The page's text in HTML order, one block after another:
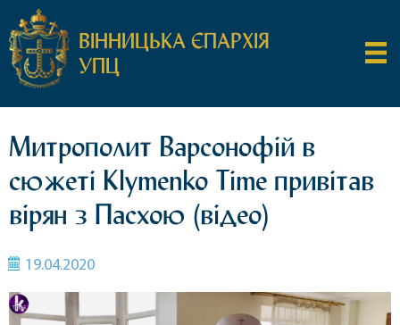
ВІННИЦЬКА ЄПАРХІЯ
УПЦ
Митрополит Варсонофій в
сюжеті Klymenko Time привітав
вірян з Пасхою (відео)
19.04.2020